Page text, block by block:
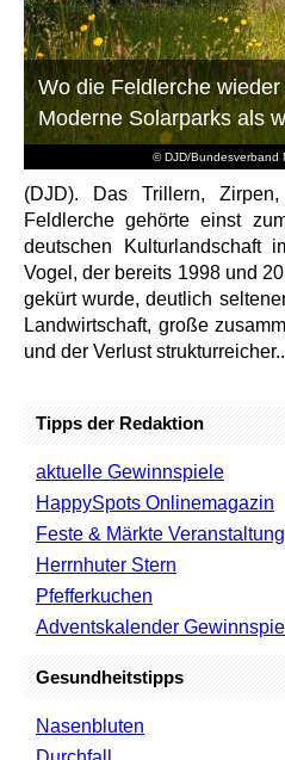
© DJD/Bundesverband
Wo die Feldlerche
Moderne Solarparks als
(DJD). Das Trillern,
Feldlerche gehörte einst
deutschen Kulturlandschaft
Vogel, der bereits 1998 und
gekürt wurde, deutlich
Landwirtschaft, große
und der Verlust
Tipps der Redaktion
aktuelle Gewinnspiele
HappySpots Onlinemagazin
Feste & Märkte
Herrnhuter Stern
Pfefferkuchen
Adventskalender
Gesundheitstipps
Nasenbluten